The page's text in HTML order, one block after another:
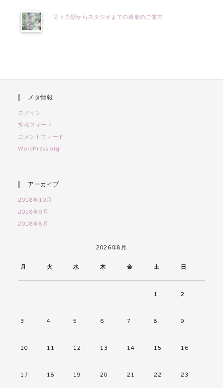
等々力駅からスタジオまでの道順のご案内
メタ情報
ログイン
投稿フィード
コメントフィード
WordPress.org
アーカイブ
2018年10月
2018年9月
2018年8月
2026年8月
月 火 水 木 金 土 日
1 2
3 4 5 6 7 8 9
10 11 12 13 14 15 16
17 18 19 20 21 22 23